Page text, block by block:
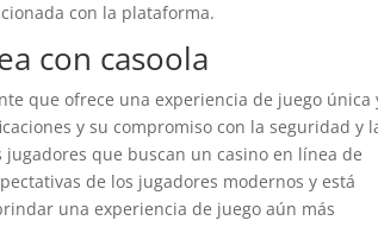
con la plataforma.
con casoola
que ofrece una experiencia de juego única
y su compromiso con la seguridad y
que buscan un casino en línea de
de los jugadores modernos y está
una experiencia de juego aún más